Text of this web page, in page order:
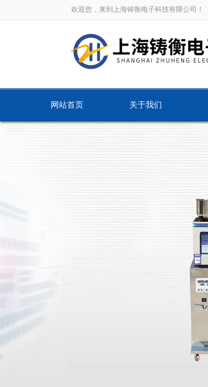
欢迎您，来到上海铸衡电子科技有限公司！
网站首页 关于我们